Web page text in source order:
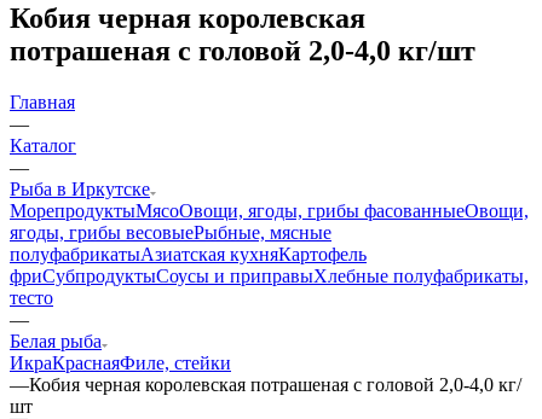
Кобия черная королевская
потрашеная с головой 2,0-4,0 кг/шт
Главная
—
Каталог
—
Рыба в Иркутске
МорепродуктыМясоОвощи, ягоды, грибы фасованныеОвощи,
ягоды, грибы весовыеРыбные, мясные
полуфабрикатыАзиатская кухняКартофель
фриСубпродуктыСоусы и приправыХлебные полуфабрикаты,
тесто
—
Белая рыба
ИкраКраснаяФиле, стейки
—Кобия черная королевская потрашеная с головой 2,0-4,0 кг/
шт